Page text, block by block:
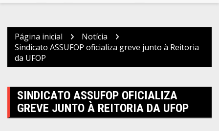
Página inicial
Notícia
Sindicato ASSUFOP oficializa greve junto à Reitoria
da UFOP
SINDICATO ASSUFOP OFICIALIZA
GREVE JUNTO À REITORIA DA UFOP